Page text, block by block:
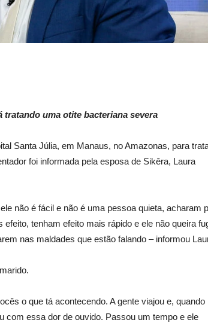
uma otite bacteriana severa
Santa Júlia, em Manaus, no Amazonas, para
foi informada pela esposa de Sikêra, Laura
não é fácil e não é uma pessoa quieta, acharam
tenham efeito mais rápido e ele não queira
nas maldades que estão falando – informou
o que tá acontecendo. A gente viajou e, quando
com essa dor de ouvido. Passou um tempo e ele